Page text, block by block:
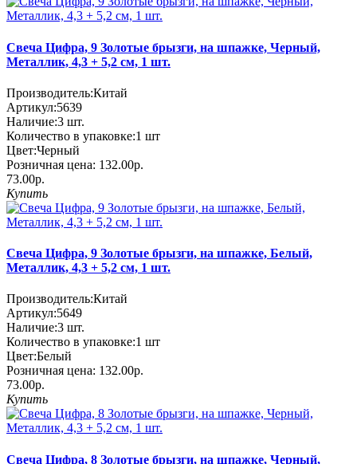
Свеча Цифра, 9 Золотые брызги, на шпажке, Черный,
Металлик, 4,3 + 5,2 см, 1 шт.
Производитель:Китай
Артикул:5639
Наличие:3 шт.
Количество в упаковке:1 шт
Цвет:Черный
Розничная цена: 132.00р.
73.00р.
Купить
Свеча Цифра, 9 Золотые брызги, на шпажке, Белый,
Металлик, 4,3 + 5,2 см, 1 шт.
Производитель:Китай
Артикул:5649
Наличие:3 шт.
Количество в упаковке:1 шт
Цвет:Белый
Розничная цена: 132.00р.
73.00р.
Купить
Свеча Цифра, 8 Золотые брызги, на шпажке, Черный,